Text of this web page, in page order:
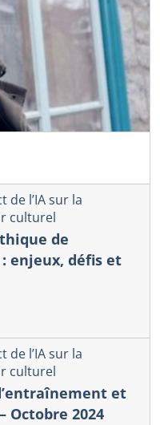
de l’IA sur la
culturel
de
enjeux, défis et
de l’IA sur la
culturel
et
2024